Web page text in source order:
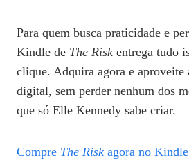
Para quem busca praticidade e
Kindle de The Risk entrega tudo
clique. Adquira agora e
digital, sem perder nenhum dos
que só Elle Kennedy sabe criar.
Compre The Risk agora no